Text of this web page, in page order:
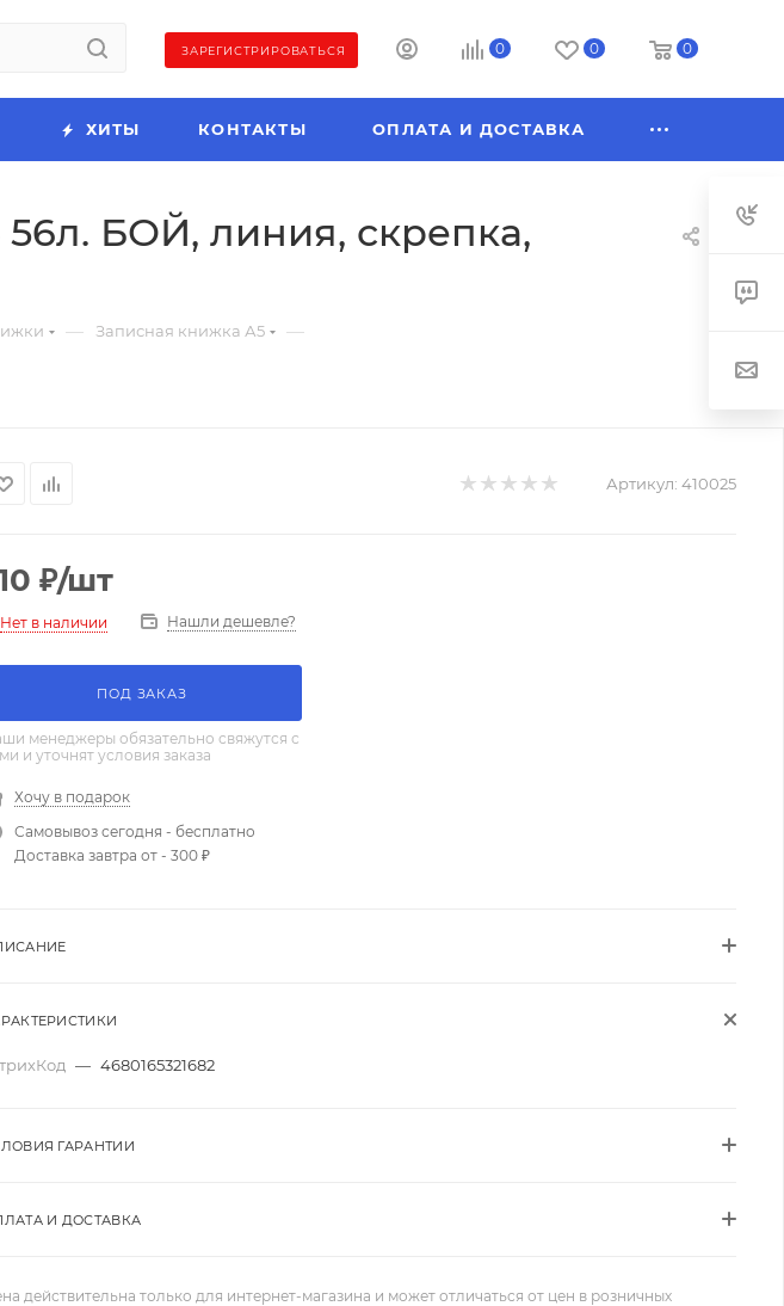
ЗАРЕГИСТРИРОВАТЬСЯ 0 0 0
ХИТЫ КОНТАКТЫ ОПЛАТА И ДОСТАВКА
БОЙ, линия, скрепка,
— Записная книжка А5 —
Артикул: 410025
₽/шт
Нет в наличии Нашли дешевле?
ПОД ЗАКАЗ
менеджеры обязательно свяжутся с
и уточнят условия заказа
Хочу в подарок
Самовывоз сегодня - бесплатно
Доставка завтра от - 300 ₽
— 4680165321682
ГАРАНТИИ
И ДОСТАВКА
действительна только для интернет-магазина и может отличаться от цен в розничных